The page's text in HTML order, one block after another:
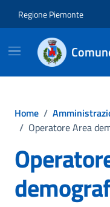
Regione Piemonte
Home /
/ Operatore Area